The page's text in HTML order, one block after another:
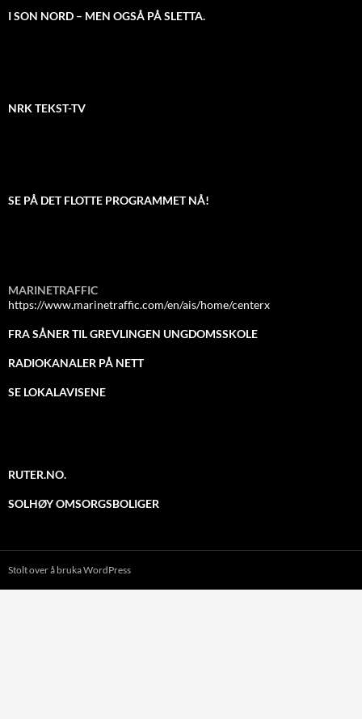
I SON NORD – MEN OGSÅ PÅ SLETTA.
NRK TEKST-TV
SE PÅ DET FLOTTE PROGRAMMET NÅ!
MARINETRAFFIC
https://www.marinetraffic.com/en/ais/home/centerx
FRA SÅNER TIL GREVLINGEN UNGDOMSSKOLE
RADIOKANALER PÅ NETT
SE LOKALAVISENE
RUTER.NO.
SOLHØY OMSORGSBOLIGER
Stolt over å bruka WordPress